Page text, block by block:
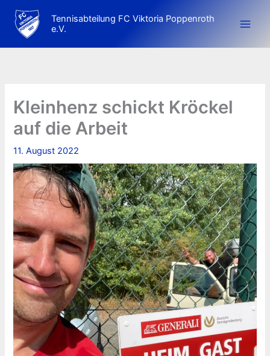
Inhalt
springen
Tennisabteilung FC Viktoria Poppenroth
e.V.
Kleinhenz schickt Kröckel
auf die Arbeit
11. August 2022